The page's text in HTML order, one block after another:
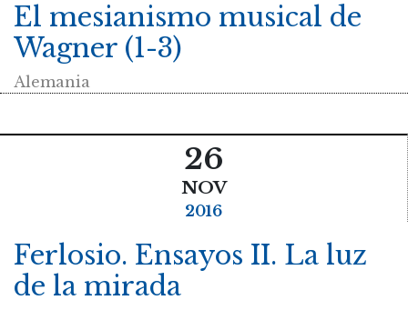
El mesianismo musical de
Wagner (1-3)
Alemania
26
NOV
2016
Ferlosio. Ensayos II. La luz
de la mirada